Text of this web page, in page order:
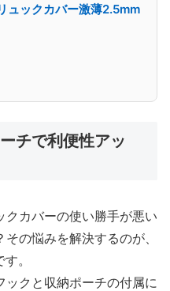
ュックカバー激薄2.5mm
チで利便性アッ
クカバーの使い勝手が悪い
の悩みを解決するのが、
。
クと収納ポーチの付属に